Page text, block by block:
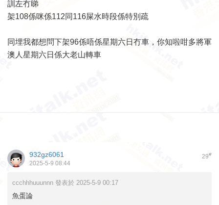
訓左冇睇
架108係咪係112同116屎水時段係特別疏
同埋我都想問下架96係唔係星期六日冇車，你知啦咁多將軍
澳人星期六日係大老山轉車
29#
932gz6061
2025-5-9 08:44
ccchhhuuunnn 發表於 2025-5-9 00:17
魚蛋論